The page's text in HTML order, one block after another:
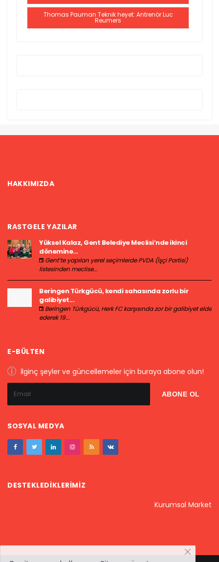
Thomas Pauman Teknik heyet: Antrenör Luc
Reumers
HAKKIMIZDA
RASTGELE YAZILAR
Yüksel Kalaz, Gent Belediye Meclisi’nde ikinci
dönemine...
Gent’te yapılan yerel seçimlerde PVDA (İşçi Partisi)
listesinden meclise...
Beringen Türkgücü, kendi sahasında zorlu bir
galibiyet...
Beringen Türkgücü, Herk FC karşısında zor bir galibiyet elde
ederek 19...
E-BÜLTEN
İlginç şeyler ve güncellemeler için buraya abone olun!
SOSYAL MEDYA
DESTEKLEDIKLERIMIZ
Kurumsal Market